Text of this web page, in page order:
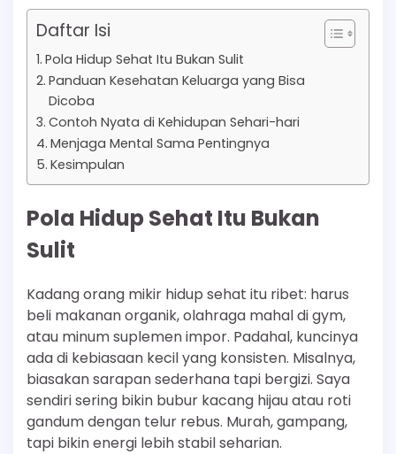
Daftar Isi
Pola Hidup Sehat Itu Bukan Sulit
Panduan Kesehatan Keluarga yang Bisa
Dicoba
Contoh Nyata di Kehidupan Sehari-hari
Menjaga Mental Sama Pentingnya
Kesimpulan
Pola Hidup Sehat Itu Bukan
Sulit
Kadang orang mikir hidup sehat itu ribet: harus
beli makanan organik, olahraga mahal di gym,
atau minum suplemen impor. Padahal, kuncinya
ada di kebiasaan kecil yang konsisten. Misalnya,
biasakan sarapan sederhana tapi bergizi. Saya
sendiri sering bikin bubur kacang hijau atau roti
gandum dengan telur rebus. Murah, gampang,
tapi bikin energi lebih stabil seharian.